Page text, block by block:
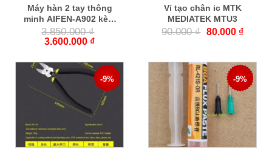
Máy hàn 2 tay thông
minh AIFEN-A902 kèm
3 tay và 9 mũi hàn
3.850.000₫
3.600.000 ₫
Vỉ tạo chân ic MTK
MEDIATEK MTU3
90.000₫ 80.000 ₫
-9% -9%